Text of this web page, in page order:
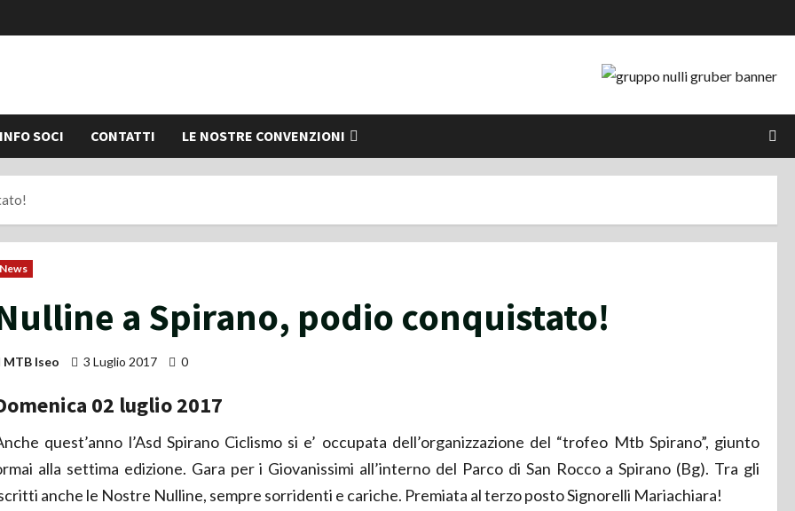
INFO SOCI CONTATTI LE NOSTRE CONVENZIONI
News
a Spirano, podio conquistato!
MTB Iseo 3 Luglio 2017 0
02 luglio 2017
quest’anno l’Asd Spirano Ciclismo si e’ occupata dell’organizzazione del “trofeo Mtb Spirano”, giunto
alla settima edizione. Gara per i Giovanissimi all’interno del Parco di San Rocco a Spirano (Bg). Tra gli
anche le Nostre Nulline, sempre sorridenti e cariche. Premiata al terzo posto Signorelli Mariachiara!